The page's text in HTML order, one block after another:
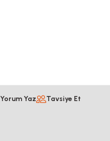
Yorum Yaz Tavsiye Et